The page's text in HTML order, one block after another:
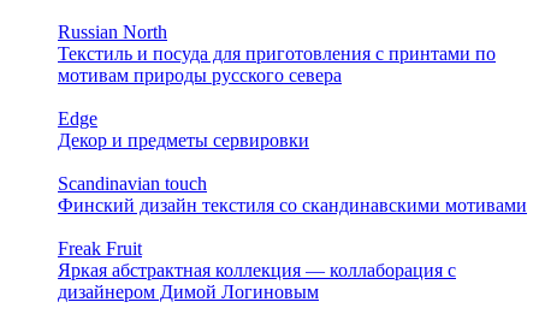
Russian North
Текстиль и посуда для приготовления с принтами по
мотивам природы русского севера
Edge
Декор и предметы сервировки
Scandinavian touch
Финский дизайн текстиля со скандинавскими мотивами
Freak Fruit
Яркая абстрактная коллекция — коллаборация с
дизайнером Димой Логиновым